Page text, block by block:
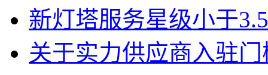
新灯塔服务星级小于
关于实力供应商入驻